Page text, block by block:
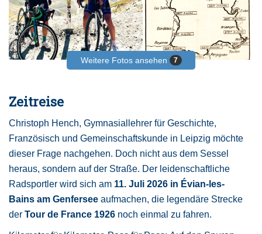
Weitere Fotos ansehen 7
Zeitreise
Christoph Hench, Gymnasiallehrer für Geschichte,
Französisch und Gemeinschaftskunde in Leipzig möchte
dieser Frage nachgehen. Doch nicht aus dem Sessel
heraus, sondern auf der Straße. Der leidenschaftliche
Radsportler wird sich am 11. Juli 2026 in Évian-les-
Bains am Genfersee aufmachen, die legendäre Strecke
der Tour de France 1926 noch einmal zu fahren.